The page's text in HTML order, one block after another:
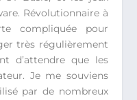
Révolutionnaire à
compliquée pour
très régulièrement
d’attendre que les
Je me souviens
par de nombreux